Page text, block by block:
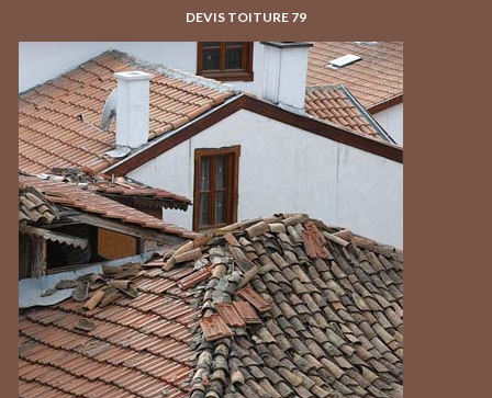
DEVIS TOITURE 79